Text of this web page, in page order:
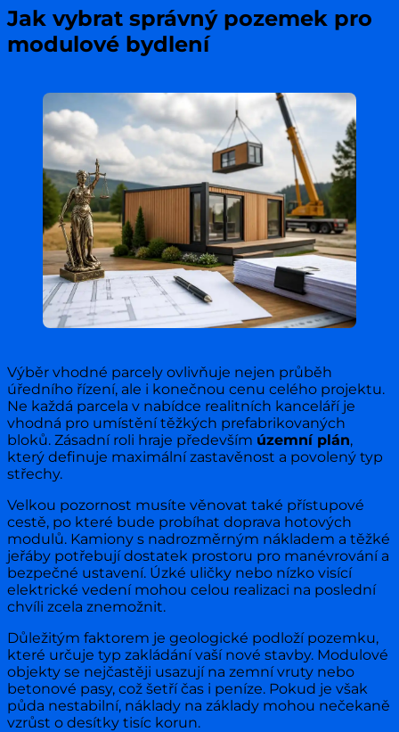
Jak vybrat správný pozemek pro
modulové bydlení
Výběr vhodné parcely ovlivňuje nejen průběh
úředního řízení, ale i konečnou cenu celého projektu.
Ne každá parcela v nabídce realitních kanceláří je
vhodná pro umístění těžkých prefabrikovaných
bloků. Zásadní roli hraje především územní plán,
který definuje maximální zastavěnost a povolený typ
střechy.
Velkou pozornost musíte věnovat také přístupové
cestě, po které bude probíhat doprava hotových
modulů. Kamiony s nadrozměrným nákladem a těžké
jeřáby potřebují dostatek prostoru pro manévrování a
bezpečné ustavení. Úzké uličky nebo nízko visící
elektrické vedení mohou celou realizaci na poslední
chvíli zcela znemožnit.
Důležitým faktorem je geologické podloží pozemku,
které určuje typ zakládání vaší nové stavby. Modulové
objekty se nejčastěji usazují na zemní vruty nebo
betonové pasy, což šetří čas i peníze. Pokud je však
půda nestabilní, náklady na základy mohou nečekaně
vzrůst o desítky tisíc korun.